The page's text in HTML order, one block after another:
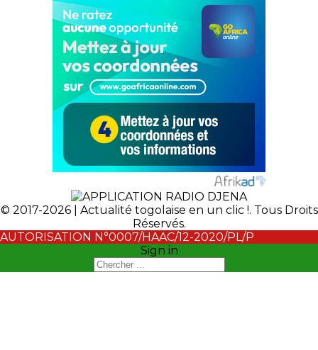
© 2017-2026 | Actualité togolaise en un clic !. Tous Droits
Réservés.
AUTORISATION N°0007/HAAC/12-2020/PL/P
Sign in